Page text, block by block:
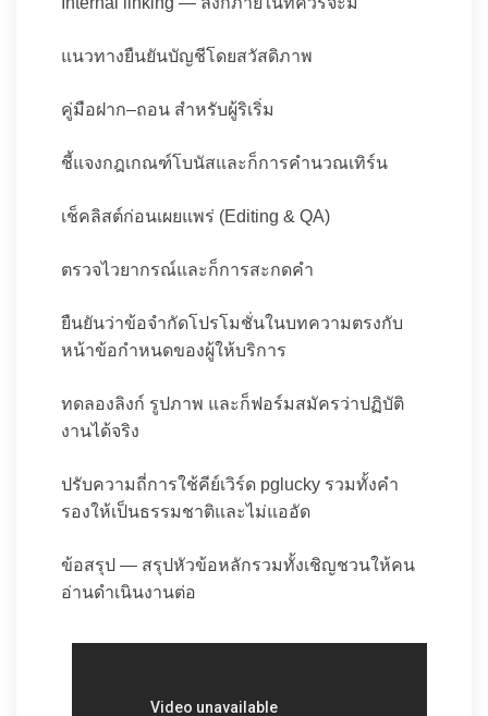
แนวทางยืนยันบัญชีโดยสวัสดิภาพ
คู่มือฝาก–ถอน สำหรับผู้ริเริ่ม
ชี้แจงกฎเกณฑ์โบนัสและก็การคำนวณเทิร์น
เช็คลิสต์ก่อนเผยแพร่ (Editing & QA)
ตรวจไวยากรณ์และก็การสะกดคำ
ยืนยันว่าข้อจำกัดโปรโมชั่นในบทความตรงกับ
หน้าข้อกำหนดของผู้ให้บริการ
ทดลองลิงก์ รูปภาพ และก็ฟอร์มสมัครว่าปฏิบัติ
งานได้จริง
ปรับความถี่การใช้คีย์เวิร์ด pglucky รวมทั้งคำ
รองให้เป็นธรรมชาติและไม่แออัด
ข้อสรุป — สรุปหัวข้อหลักรวมทั้งเชิญชวนให้คน
อ่านดำเนินงานต่อ